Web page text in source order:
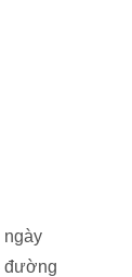
ngày
đường